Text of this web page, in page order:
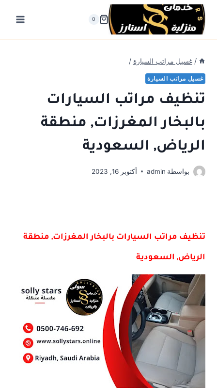
التجاوز
المحتوى
0
/ غسيل مراتب السيارة /
غسيل مراتب السيارة
تنظيف مراتب السيارات
بالبخار المغرزات, منطقة
الرياض, السعودية
بواسطة admin أكتوبر 16, 2023
تنظيف مراتب السيارات بالبخار المغرزات, منطقة
الرياض, السعودية